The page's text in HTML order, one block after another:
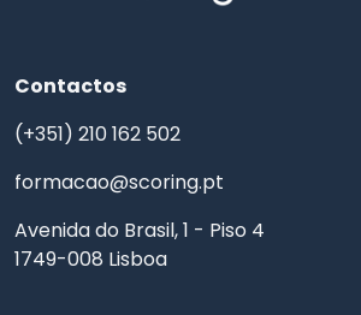
Contactos
(+351) 210 162 502
formacao@scoring.pt
Avenida do Brasil, 1 - Piso 4
1749-008 Lisboa